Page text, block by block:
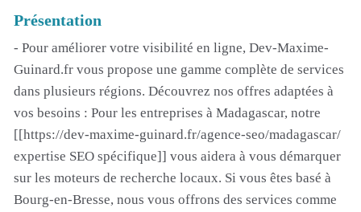
Présentation
- Pour améliorer votre visibilité en ligne, Dev-Maxime-
Guinard.fr vous propose une gamme complète de services
dans plusieurs régions. Découvrez nos offres adaptées à
vos besoins : Pour les entreprises à Madagascar, notre
[[https://dev-maxime-guinard.fr/agence-seo/madagascar/
expertise SEO spécifique]] vous aidera à vous démarquer
sur les moteurs de recherche locaux. Si vous êtes basé à
Bourg-en-Bresse, nous vous offrons des services comme